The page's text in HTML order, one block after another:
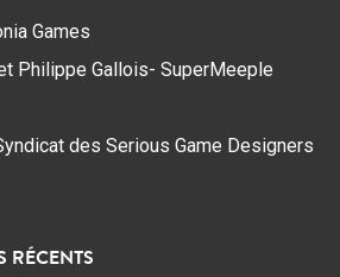
Games
Philippe Gallois- SuperMeeple
des Serious Game Designers
RÉCENTS